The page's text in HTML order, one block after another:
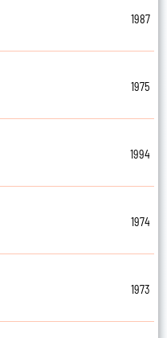
1987
1975
1994
1974
1973